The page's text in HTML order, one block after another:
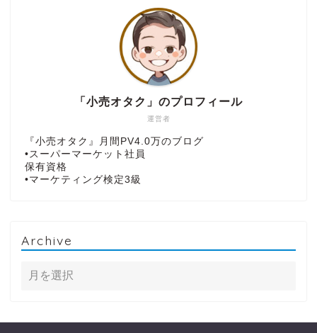
運営者
「小売オタク」のプロフィール
『小売オタク』月間PV4.0万のブログ
•スーパーマーケット社員
保有資格
•マーケティング検定3級
Archive